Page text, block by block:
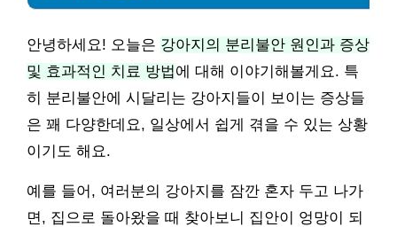
안녕하세요! 오늘은 강아지의 분리불안 원인과 증상
및 효과적인 치료 방법에 대해 이야기해볼게요. 특
히 분리불안에 시달리는 강아지들이 보이는 증상들
은 꽤 다양한데요, 일상에서 쉽게 겪을 수 있는 상황
이기도 해요.
예를 들어, 여러분의 강아지를 잠깐 혼자 두고 나가
면, 집으로 돌아왔을 때 찾아보니 집안이 엉망이 되